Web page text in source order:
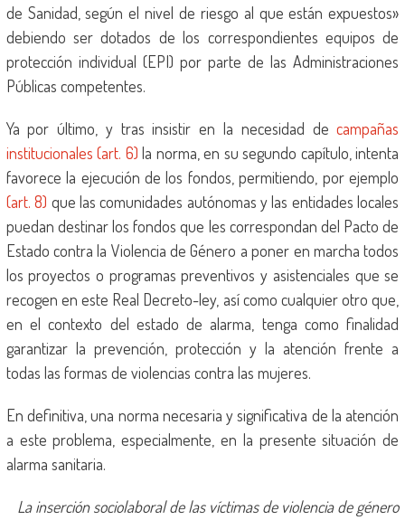
de Sanidad, según el nivel de riesgo al que están expuestos»
debiendo ser dotados de los correspondientes equipos de
protección individual (EPI) por parte de las Administraciones
Públicas competentes.
Ya por último, y tras insistir en la necesidad decampañas
institucionales (art. 6) la norma, en su segundo capítulo, intenta
favorece la ejecución de los fondos, permitiendo, por ejemplo
(art. 8) que las comunidades autónomas y las entidades locales
puedan destinar los fondos que les correspondan del Pacto de
Estado contra la Violencia de Género a poner en marcha todos
los proyectos o programas preventivos y asistenciales que se
recogen en este Real Decreto-ley, así como cualquier otro que,
en el contexto del estado de alarma, tenga como finalidad
garantizar la prevención, protección y la atención frente a
todas las formas de violencias contra las mujeres.
En definitiva, una norma necesaria y significativa de la atención
a este problema, especialmente, en la presente situación de
alarma sanitaria.
La inserción sociolaboral de las víctimas de violencia de género